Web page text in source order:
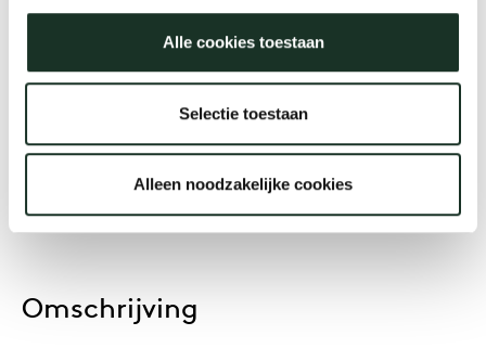
Alle cookies toestaan
Selectie toestaan
Alleen noodzakelijke cookies
Arco Design Studio
2012
Omschrijving